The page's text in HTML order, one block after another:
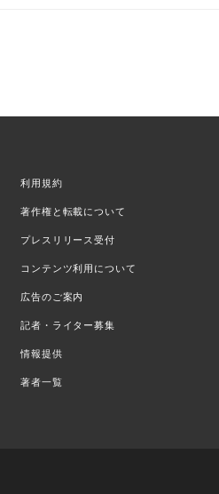
利用規約
著作権と転載について
プレスリリース受付
コンテンツ利用について
広告のご案内
記者・ライター募集
情報提供
著者一覧